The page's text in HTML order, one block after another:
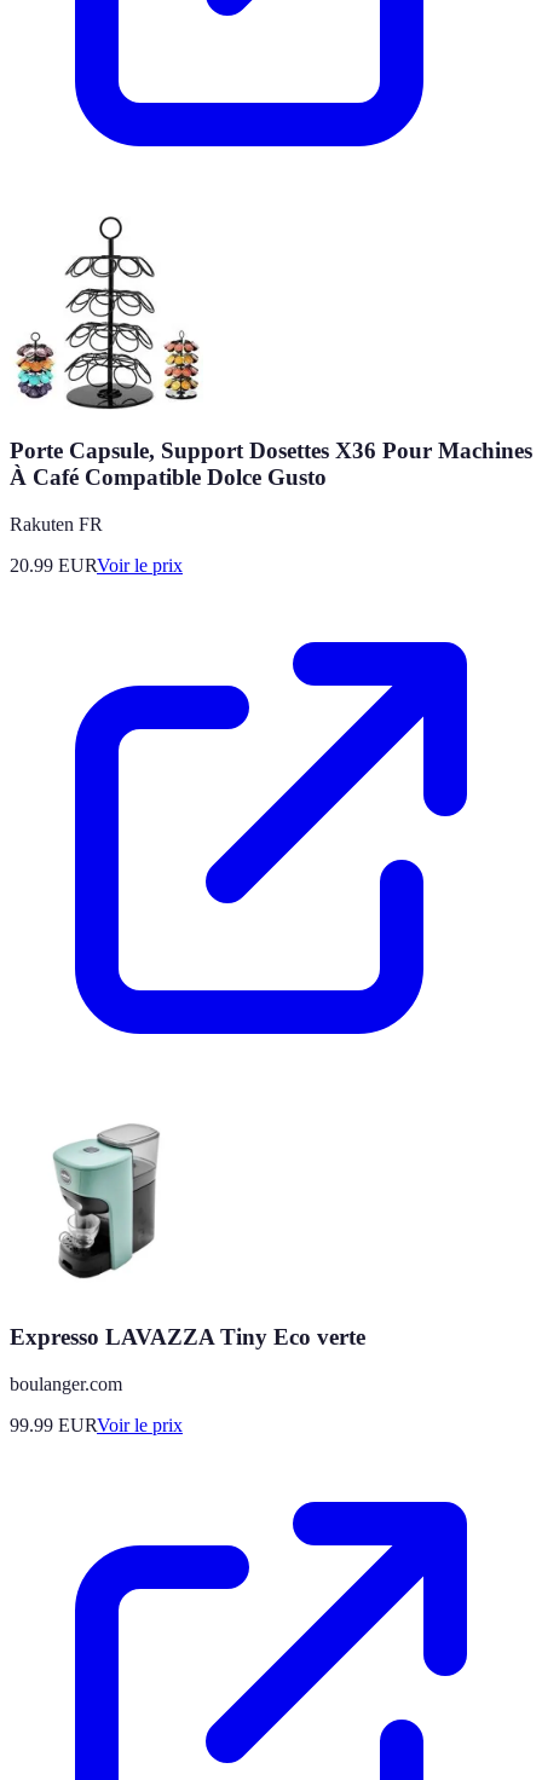
Porte Capsule, Support Dosettes X36 Pour Machines
À Café Compatible Dolce Gusto
Rakuten FR
20.99 EURVoir le prix
Expresso LAVAZZA Tiny Eco verte
boulanger.com
99.99 EURVoir le prix